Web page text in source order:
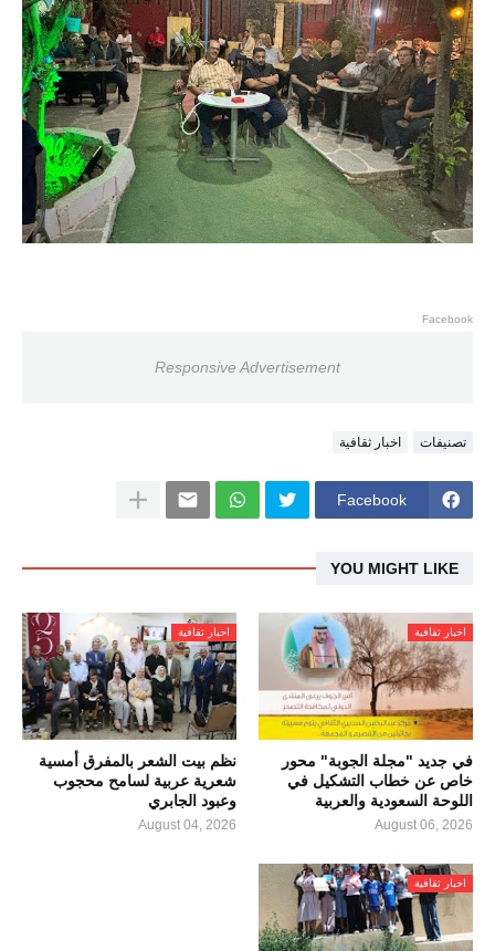
Facebook
Responsive Advertisement
تصنيفات اخبار ثقافية
Facebook
YOU MIGHT LIKE
اخبار ثقافية
في جديد "مجلة الجوبة" محور
خاص عن خطاب التشكيل في
اللوحة السعودية والعربية
August 06, 2026
اخبار ثقافية
نظم بيت الشعر بالمفرق أمسية
شعرية عربية لسامح محجوب
وعبود الجابري
August 04, 2026
اخبار ثقافية